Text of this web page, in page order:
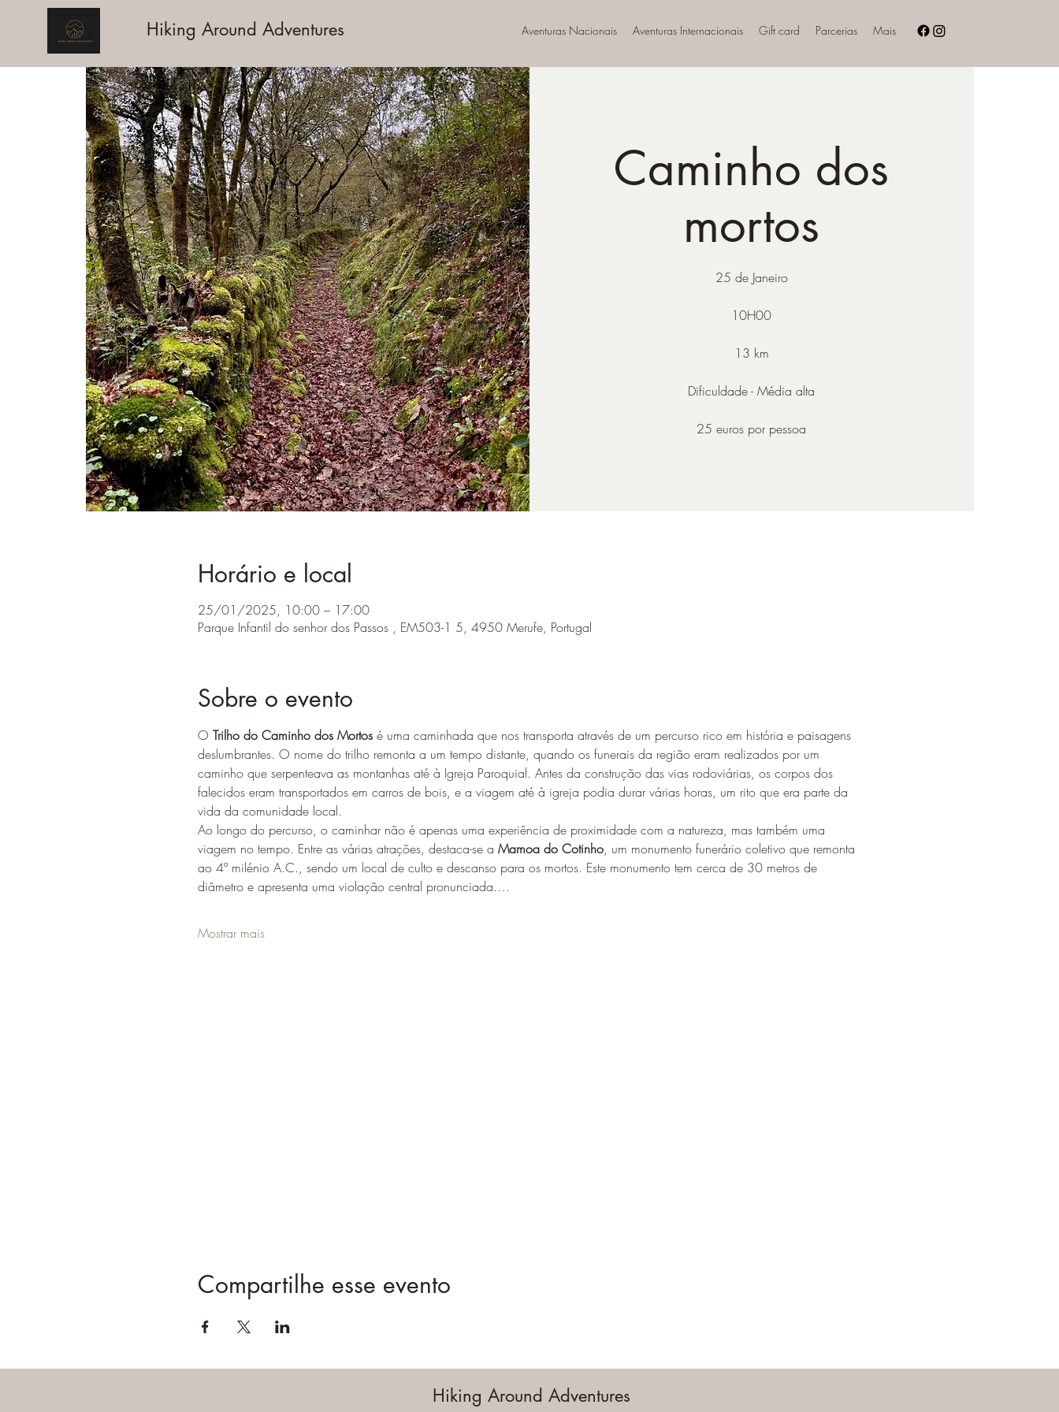
Hiking Around Adventures Aventuras Nacionais Aventuras Internacionais Gift card Parcerias Mais
Caminho dos
mortos
25 de Janeiro
10H00
13 km
Dificuldade - Média alta
25 euros por pessoa
Horário e local
25/01/2025, 10:00 – 17:00
Parque Infantil do senhor dos Passos , EM503-1 5, 4950 Merufe, Portugal
Sobre o evento
O Trilho do Caminho dos Mortos é uma caminhada que nos transporta através de um percurso rico em história e paisagens
deslumbrantes. O nome do trilho remonta a um tempo distante, quando os funerais da região eram realizados por um
caminho que serpenteava as montanhas até à Igreja Paroquial. Antes da construção das vias rodoviárias, os corpos dos
falecidos eram transportados em carros de bois, e a viagem até à igreja podia durar várias horas, um rito que era parte da
vida da comunidade local.
Ao longo do percurso, o caminhar não é apenas uma experiência de proximidade com a natureza, mas também uma
viagem no tempo. Entre as várias atrações, destaca-se a Mamoa do Cotinho, um monumento funerário coletivo que remonta
ao 4º milénio A.C., sendo um local de culto e descanso para os mortos. Este monumento tem cerca de 30 metros de
diâmetro e apresenta uma violação central pronunciada.…
Mostrar mais
Compartilhe esse evento
Hiking Around Adventures